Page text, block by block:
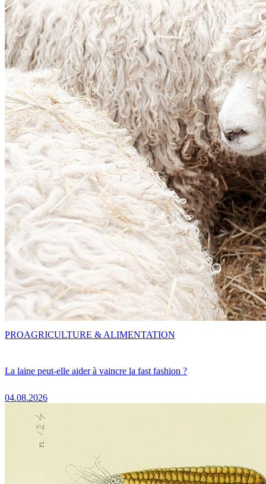
La laine peut-elle aider à vaincre la fast fashion ?
04.08.2026
PROAGRICULTURE & ALIMENTATION